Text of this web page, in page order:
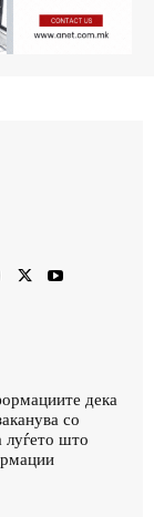
дека
со
луѓето што